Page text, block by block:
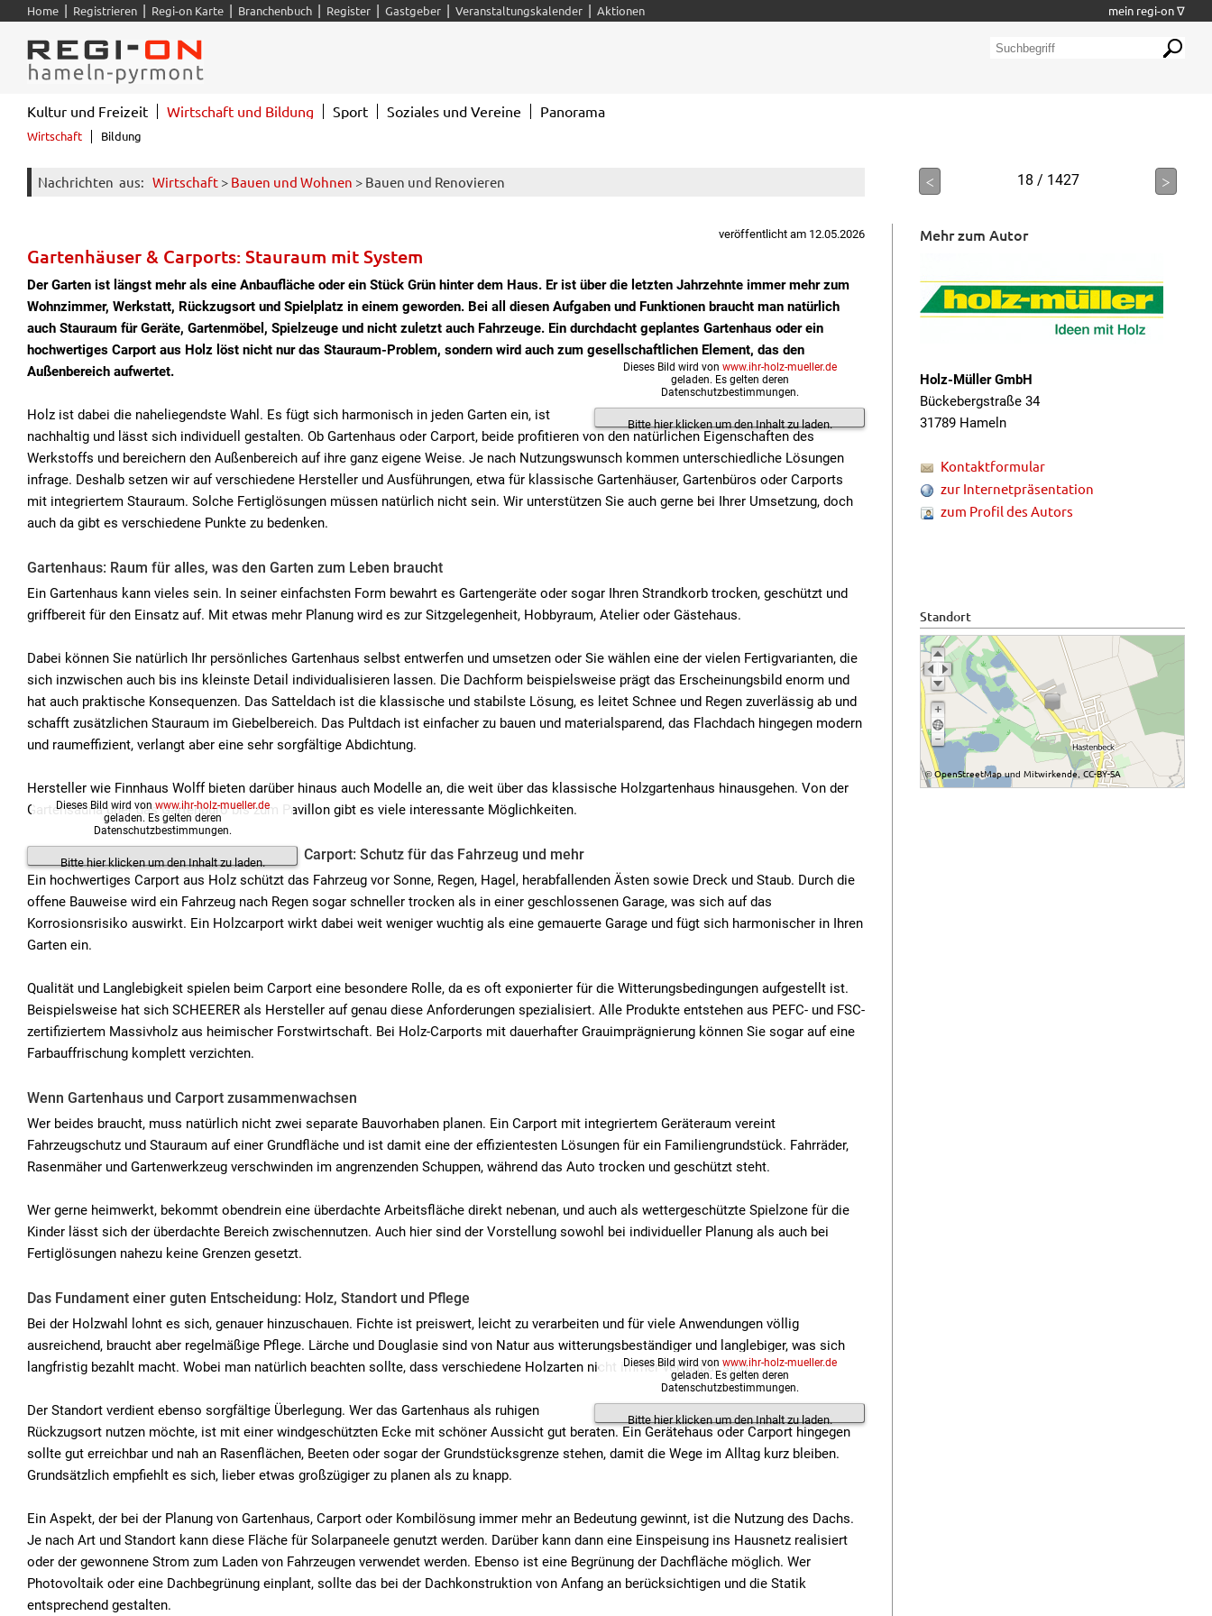
Nachrichten aus: Wirtschaft > Bauen und Wohnen > Bauen und Renovieren < 18 / 1427 >
veröffentlicht am 12.05.2026
Gartenhäuser & Carports: Stauraum mit System
Der Garten ist längst mehr als eine Anbaufläche oder ein Stück Grün hinter dem Haus. Er ist über die letzten Jahrzehnte immer mehr zum
Wohnzimmer, Werkstatt, Rückzugsort und Spielplatz in einem geworden. Bei all diesen Aufgaben und Funktionen braucht man natürlich
auch Stauraum für Geräte, Gartenmöbel, Spielzeuge und nicht zuletzt auch Fahrzeuge. Ein durchdacht geplantes Gartenhaus oder ein
hochwertiges Carport aus Holz löst nicht nur das Stauraum-Problem, sondern wird auch zum gesellschaftlichen Element, das den
Außenbereich aufwertet.
Bitte hier klicken um den Inhalt zu laden.
Dieses Bild wird von www.ihr-holz-mueller.de
geladen. Es gelten deren
Datenschutzbestimmungen.
Holz ist dabei die naheliegendste Wahl. Es fügt sich harmonisch in jeden Garten ein, ist
nachhaltig und lässt sich individuell gestalten. Ob Gartenhaus oder Carport, beide profitieren von den natürlichen Eigenschaften des
Werkstoffs und bereichern den Außenbereich auf ihre ganz eigene Weise. Je nach Nutzungswunsch kommen unterschiedliche Lösungen
infrage. Deshalb setzen wir auf verschiedene Hersteller und Ausführungen, etwa für klassische Gartenhäuser, Gartenbüros oder Carports
mit integriertem Stauraum. Solche Fertiglösungen müssen natürlich nicht sein. Wir unterstützen Sie auch gerne bei Ihrer Umsetzung, doch
auch da gibt es verschiedene Punkte zu bedenken.
Gartenhaus: Raum für alles, was den Garten zum Leben braucht
Ein Gartenhaus kann vieles sein. In seiner einfachsten Form bewahrt es Gartengeräte oder sogar Ihren Strandkorb trocken, geschützt und
griffbereit für den Einsatz auf. Mit etwas mehr Planung wird es zur Sitzgelegenheit, Hobbyraum, Atelier oder Gästehaus.
Dabei können Sie natürlich Ihr persönliches Gartenhaus selbst entwerfen und umsetzen oder Sie wählen eine der vielen Fertigvarianten, die
sich inzwischen auch bis ins kleinste Detail individualisieren lassen. Die Dachform beispielsweise prägt das Erscheinungsbild enorm und
hat auch praktische Konsequenzen. Das Satteldach ist die klassische und stabilste Lösung, es leitet Schnee und Regen zuverlässig ab und
schafft zusätzlichen Stauraum im Giebelbereich. Das Pultdach ist einfacher zu bauen und materialsparend, das Flachdach hingegen modern
und raumeffizient, verlangt aber eine sehr sorgfältige Abdichtung.
Hersteller wie Finnhaus Wolff bieten darüber hinaus auch Modelle an, die weit über das klassische Holzgartenhaus hinausgehen. Von der
Gartensauna über das Gartenbüro bis zum Pavillon gibt es viele interessante Möglichkeiten.
Bitte hier klicken um den Inhalt zu laden.
Dieses Bild wird vonwww.ihr-holz-mueller.de
geladen. Es gelten deren
Datenschutzbestimmungen.
Carport: Schutz für das Fahrzeug und mehr
Ein hochwertiges Carport aus Holz schützt das Fahrzeug vor Sonne, Regen, Hagel, herabfallenden Ästen sowie Dreck und Staub. Durch die
offene Bauweise wird ein Fahrzeug nach Regen sogar schneller trocken als in einer geschlossenen Garage, was sich auf das
Korrosionsrisiko auswirkt. Ein Holzcarport wirkt dabei weit weniger wuchtig als eine gemauerte Garage und fügt sich harmonischer in Ihren
Garten ein.
Qualität und Langlebigkeit spielen beim Carport eine besondere Rolle, da es oft exponierter für die Witterungsbedingungen aufgestellt ist.
Beispielsweise hat sich SCHEERER als Hersteller auf genau diese Anforderungen spezialisiert. Alle Produkte entstehen aus PEFC- und FSC-
zertifiziertem Massivholz aus heimischer Forstwirtschaft. Bei Holz-Carports mit dauerhafter Grauimprägnierung können Sie sogar auf eine
Farbauffrischung komplett verzichten.
Wenn Gartenhaus und Carport zusammenwachsen
Wer beides braucht, muss natürlich nicht zwei separate Bauvorhaben planen. Ein Carport mit integriertem Geräteraum vereint
Fahrzeugschutz und Stauraum auf einer Grundfläche und ist damit eine der effizientesten Lösungen für ein Familiengrundstück. Fahrräder,
Rasenmäher und Gartenwerkzeug verschwinden im angrenzenden Schuppen, während das Auto trocken und geschützt steht.
Wer gerne heimwerkt, bekommt obendrein eine überdachte Arbeitsfläche direkt nebenan, und auch als wettergeschützte Spielzone für die
Kinder lässt sich der überdachte Bereich zwischennutzen. Auch hier sind der Vorstellung sowohl bei individueller Planung als auch bei
Fertiglösungen nahezu keine Grenzen gesetzt.
Das Fundament einer guten Entscheidung: Holz, Standort und Pflege
Bei der Holzwahl lohnt es sich, genauer hinzuschauen. Fichte ist preiswert, leicht zu verarbeiten und für viele Anwendungen völlig
ausreichend, braucht aber regelmäßige Pflege. Lärche und Douglasie sind von Natur aus witterungsbeständiger und langlebiger, was sich
langfristig bezahlt macht. Wobei man natürlich beachten sollte, dass verschiedene Holzarten nicht immer verfügbar sind.
Bitte hier klicken um den Inhalt zu laden.
Dieses Bild wird von www.ihr-holz-mueller.de
geladen. Es gelten deren
Datenschutzbestimmungen.
Der Standort verdient ebenso sorgfältige Überlegung. Wer das Gartenhaus als ruhigen
Rückzugsort nutzen möchte, ist mit einer windgeschützten Ecke mit schöner Aussicht gut beraten. Ein Gerätehaus oder Carport hingegen
sollte gut erreichbar und nah an Rasenflächen, Beeten oder sogar der Grundstücksgrenze stehen, damit die Wege im Alltag kurz bleiben.
Grundsätzlich empfiehlt es sich, lieber etwas großzügiger zu planen als zu knapp.
Ein Aspekt, der bei der Planung von Gartenhaus, Carport oder Kombilösung immer mehr an Bedeutung gewinnt, ist die Nutzung des Dachs.
Je nach Art und Standort kann diese Fläche für Solarpaneele genutzt werden. Darüber kann dann eine Einspeisung ins Hausnetz realisiert
oder der gewonnene Strom zum Laden von Fahrzeugen verwendet werden. Ebenso ist eine Begrünung der Dachfläche möglich. Wer
Photovoltaik oder eine Dachbegrünung einplant, sollte das bei der Dachkonstruktion von Anfang an berücksichtigen und die Statik
entsprechend gestalten.
Mehr zum Autor
Holz-Müller GmbH
Bückebergstraße 34
31789 Hameln
Kontaktformular
zur Internetpräsentation
zum Profil des Autors
Standort
©OpenStreetMap und Mitwirkende CC-BY-SA
Home | Registrieren | Regi-on Karte | Branchenbuch | Register | Gastgeber | Veranstaltungskalender | Aktionen mein regi-on ∇
Kultur und Freizeit Wirtschaft und Bildung
Wirtschaft Bildung
Sport Soziales und Vereine Panorama